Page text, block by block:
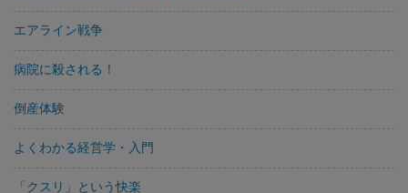
エアライン戦争
病院に殺される！
倒産体験
よくわかる経営学・入門
「クスリ」という快楽